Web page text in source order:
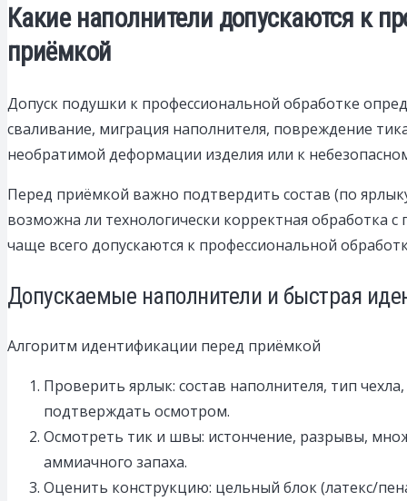
Какие наполнители допускаются к
приёмкой
Допуск подушки к профессиональной обработке
сваливание, миграция наполнителя, повреждение
необратимой деформации изделия или к
Перед приёмкой важно подтвердить состав (по
возможна ли технологически корректная обработка
чаще всего допускаются к профессиональной
Допускаемые наполнители и быстрая
Алгоритм идентификации перед приёмкой
Проверить ярлык: состав наполнителя, тип
подтверждать осмотром.
Осмотреть тик и швы: истончение, разрывы,
аммиачного запаха.
Оценить конструкцию: цельный блок (латекс/